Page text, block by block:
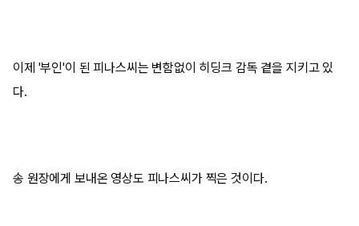
이제 '부인'이 된 피나스씨는 변함없이 히딩크 감독 곁을 지키고 있
다.
송 원장에게 보내온 영상도 피나스씨가 찍은 것이다.